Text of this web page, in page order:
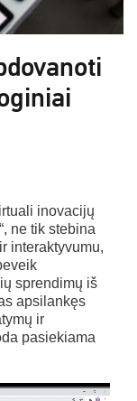
inovacijų
ne tik stebina
interaktyvumu,
sprendimų iš
apsilankęs
ir
pasiekiama